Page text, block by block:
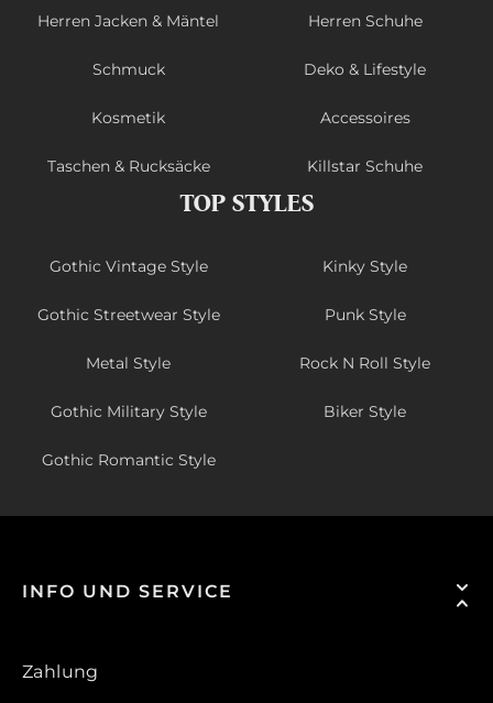
Herren Jacken & Mäntel Herren Schuhe
Schmuck Deko & Lifestyle
Kosmetik Accessoires
Taschen & Rucksäcke Killstar Schuhe
TOP STYLES
Gothic Vintage Style Kinky Style
Gothic Streetwear Style Punk Style
Metal Style Rock N Roll Style
Gothic Military Style Biker Style
Gothic Romantic Style
INFO UND SERVICE
Zahlung